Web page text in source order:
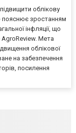
облікову
пояснює зростанням
інфляції, що
AgroReview. Мета
облікової
на забезпечення
посилення